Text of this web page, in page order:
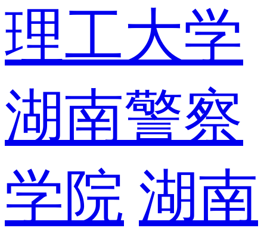
理工大学
湖南警察
学院 湖南